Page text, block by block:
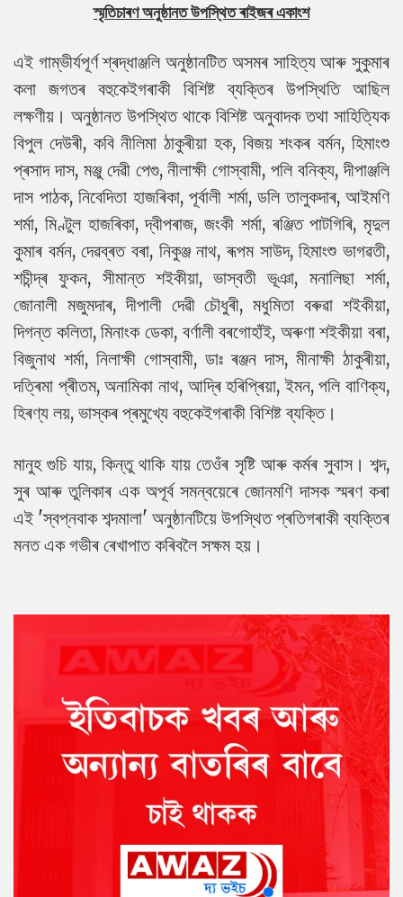
স্মৃতিচাৰণ অনুষ্ঠানত উপস্থিত ৰাইজৰ একাংশ
এই গাম্ভীৰ্যপূৰ্ণ শ্ৰদ্ধাঞ্জলি অনুষ্ঠানটিত অসমৰ সাহিত্য আৰু সুকুমাৰ
কলা জগতৰ বহুকেইগৰাকী বিশিষ্ট ব্যক্তিৰ উপস্থিতি আছিল
লক্ষণীয়। অনুষ্ঠানত উপস্থিত থাকে বিশিষ্ট অনুবাদক তথা সাহিত্যিক
বিপুল দেউৰী, কবি নীলিমা ঠাকুৰীয়া হক, বিজয় শংকৰ বৰ্মন, হিমাংশু
প্ৰসাদ দাস, মঞ্জু দেৱী পেগু, নীলাক্ষী গোস্বামী, পলি বনিক্য, দীপাঞ্জলি
দাস পাঠক, নিবেদিতা হাজৰিকা, পূৰ্বালী শৰ্মা, ডলি তালুকদাৰ, আইমণি
শৰ্মা, মিণ্টুল হাজৰিকা, দ্বীপৰাজ, জংকী শৰ্মা, ৰঞ্জিত পাটগিৰি, মৃদুল
কুমাৰ বৰ্মন, দেৱব্ৰত বৰা, নিকুঞ্জ নাথ, ৰূপম সাউদ, হিমাংশু ভাগৱতী,
শচীন্দ্ৰ ফুকন, সীমান্ত শইকীয়া, ভাস্বতী ভূঞা, মনালিছা শৰ্মা,
জোনালী মজুমদাৰ, দীপালী দেৱী চৌধুৰী, মধুমিতা বৰুৱা শইকীয়া,
দিগন্ত কলিতা, মিনাংক ডেকা, বৰ্ণালী বৰগোহাঁই, অৰুণা শইকীয়া বৰা,
বিজুনাথ শৰ্মা, নিলাক্ষী গোস্বামী, ডাঃ ৰঞ্জন দাস, মীনাক্ষী ঠাকুৰীয়া,
দত্ৰিমা প্ৰীতম, অনামিকা নাথ, আদ্ৰি হৰিপ্ৰিয়া, ইমন, পলি বাণিক্য,
হিৰণ্য লয়, ভাস্কৰ প্ৰমুখ্যে বহুকেইগৰাকী বিশিষ্ট ব্যক্তি।
মানুহ গুচি যায়, কিন্তু থাকি যায় তেওঁৰ সৃষ্টি আৰু কৰ্মৰ সুবাস। শব্দ,
সুৰ আৰু তুলিকাৰ এক অপূৰ্ব সমন্বয়েৰে জোনমণি দাসক স্মৰণ কৰা
এই 'স্বপ্নবাক শব্দমালা' অনুষ্ঠানটিয়ে উপস্থিত প্ৰতিগৰাকী ব্যক্তিৰ
মনত এক গভীৰ ৰেখাপাত কৰিবলৈ সক্ষম হয়।